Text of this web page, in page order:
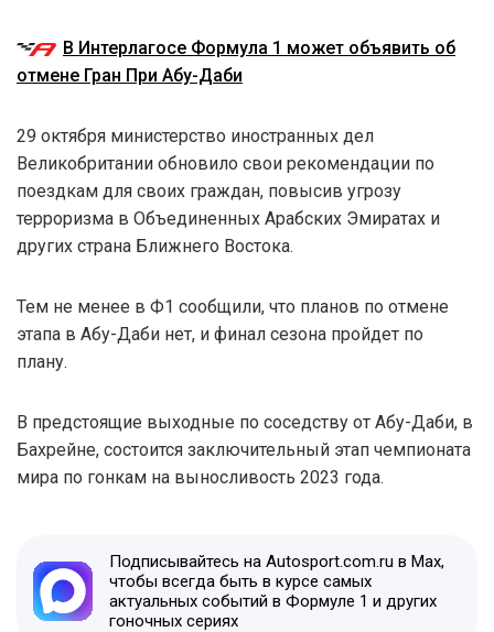
В Интерлагосе Формула 1 может объявить об
отмене Гран При Абу-Даби
29 октября министерство иностранных дел
Великобритании обновило свои рекомендации по
поездкам для своих граждан, повысив угрозу
терроризма в Объединенных Арабских Эмиратах и
других страна Ближнего Востока.
Тем не менее в Ф1 сообщили, что планов по отмене
этапа в Абу-Даби нет, и финал сезона пройдет по
плану.
В предстоящие выходные по соседству от Абу-Даби, в
Бахрейне, состоится заключительный этап чемпионата
мира по гонкам на выносливость 2023 года.
Подписывайтесь на Autosport.com.ru в Max,
чтобы всегда быть в курсе самых
актуальных событий в Формуле 1 и других
гоночных сериях